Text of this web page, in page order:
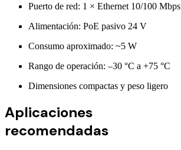
Puerto de red: 1 × Ethernet 10/100 Mbps
Alimentación: PoE pasivo 24 V
Consumo aproximado: ~5 W
Rango de operación: –30 °C a +75 °C
Dimensiones compactas y peso ligero
Aplicaciones
recomendadas